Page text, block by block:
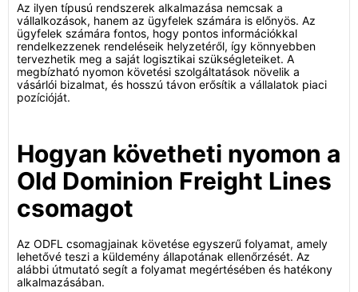
Az ilyen típusú rendszerek alkalmazása nemcsak a
vállalkozások, hanem az ügyfelek számára is előnyös. Az
ügyfelek számára fontos, hogy pontos információkkal
rendelkezzenek rendeléseik helyzetéről, így könnyebben
tervezhetik meg a saját logisztikai szükségleteiket. A
megbízható nyomon követési szolgáltatások növelik a
vásárlói bizalmat, és hosszú távon erősítik a vállalatok piaci
pozícióját.
Hogyan követheti nyomon a
Old Dominion Freight Lines
csomagot
Az ODFL csomagjainak követése egyszerű folyamat, amely
lehetővé teszi a küldemény állapotának ellenőrzését. Az
alábbi útmutató segít a folyamat megértésében és hatékony
alkalmazásában.